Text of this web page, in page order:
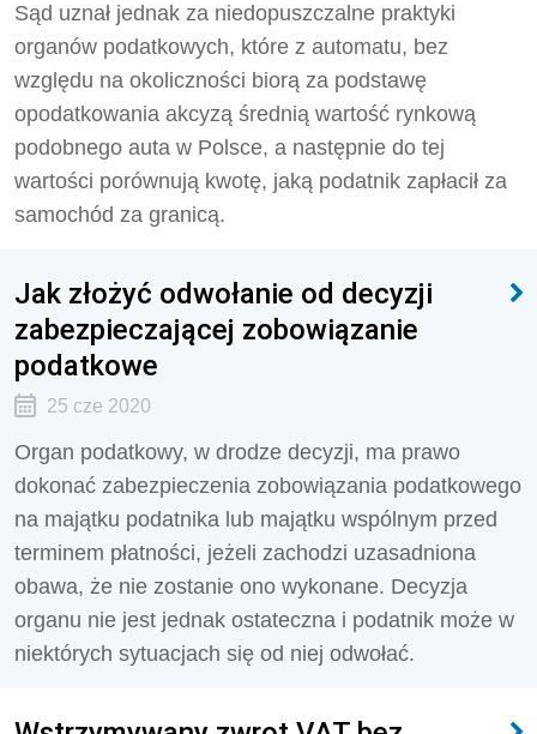
Sąd uznał jednak za niedopuszczalne praktyki
organów podatkowych, które z automatu, bez
względu na okoliczności biorą za podstawę
opodatkowania akcyzą średnią wartość rynkową
podobnego auta w Polsce, a następnie do tej
wartości porównują kwotę, jaką podatnik zapłacił za
samochód za granicą.
Jak złożyć odwołanie od decyzji
zabezpieczającej zobowiązanie
podatkowe
25 cze 2020
Organ podatkowy, w drodze decyzji, ma prawo
dokonać zabezpieczenia zobowiązania podatkowego
na majątku podatnika lub majątku wspólnym przed
terminem płatności, jeżeli zachodzi uzasadniona
obawa, że nie zostanie ono wykonane. Decyzja
organu nie jest jednak ostateczna i podatnik może w
niektórych sytuacjach się od niej odwołać.